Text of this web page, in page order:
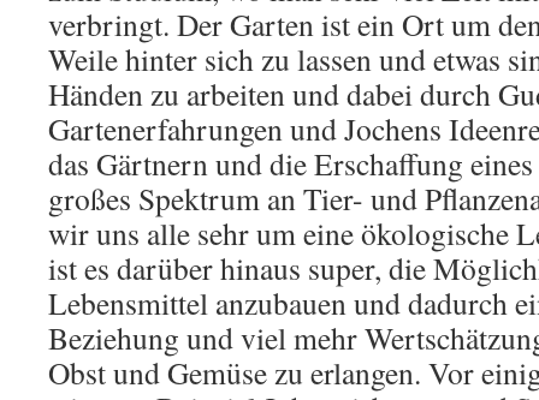
verbringt. Der Garten ist ein Ort um
Weile hinter sich zu lassen und etwas
Händen zu arbeiten und dabei durch
Gartenerfahrungen und Jochens
das Gärtnern und die Erschaffung
großes Spektrum an Tier- und
wir uns alle sehr um eine ökologische
ist es darüber hinaus super, die
Lebensmittel anzubauen und dadurch
Beziehung und viel mehr
Obst und Gemüse zu erlangen. Vor